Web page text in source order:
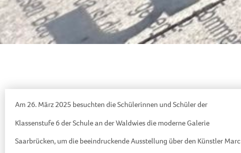
Am 26. März 2025 besuchten die Schülerinnen und Schüler der
Klassenstufe 6 der Schule an der Waldwies die moderne Galerie
Saarbrücken, um die beeindruckende Ausstellung über den Künstler Marc